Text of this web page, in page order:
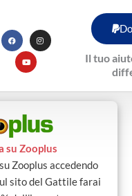
a
c
e
b
n
s
t
a
u
b
e
Il tuo
su Zooplus
Zooplus accedendo
sito del Gattile farai